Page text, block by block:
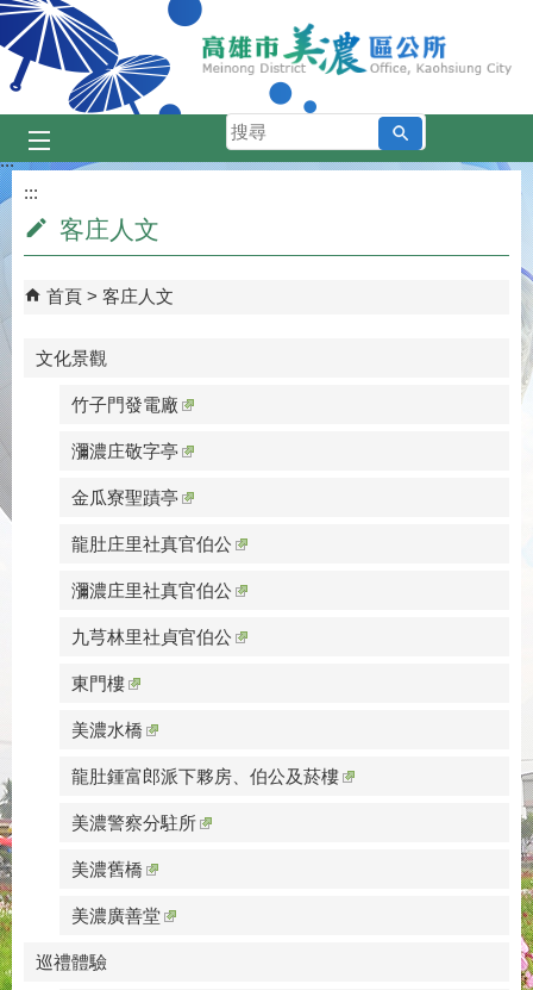
跳到主要內容區塊
搜
尋
:::
:::
客庄人文
首頁 客庄人文
文化景觀
竹子門發電廠
瀰濃庄敬字亭
金瓜寮聖蹟亭
龍肚庄里社真官伯公
瀰濃庄里社真官伯公
九芎林里社貞官伯公
東門樓
美濃水橋
龍肚鍾富郎派下夥房、伯公及菸樓
美濃警察分駐所
美濃舊橋
美濃廣善堂
巡禮體驗